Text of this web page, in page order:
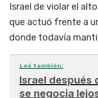
Israel de violar el
que actuó frente a
donde todavía
Leé también:
Israel después
se negocia